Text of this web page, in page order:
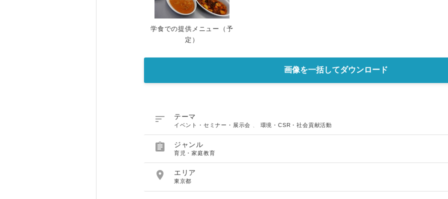
学食での提供メニュー（予
定）
画像を一括してダウンロード
 テーマ
イベント・セミナー・展示会 環境・CSR・社会貢献活動
 ジャンル
育児・家庭教育
 エリア
東京都